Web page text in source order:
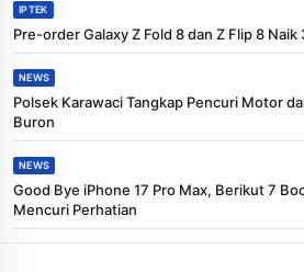
IPTEK
Pre-order Galaxy Z Fold 8 dan Z Flip 8 Naik
NEWS
Polsek Karawaci Tangkap Pencuri Motor
Buron
NEWS
Good Bye iPhone 17 Pro Max, Berikut 7
Mencuri Perhatian